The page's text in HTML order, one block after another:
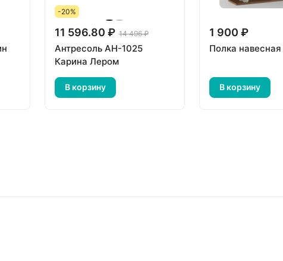
-20%
11 596.80 ₽ 14 496 ₽
Антресоль АН-1025
Карина Лером
В корзину
1 900 ₽
Полка
В корзину